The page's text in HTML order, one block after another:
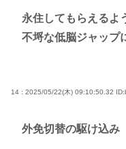
永住してもらえるよ
不埒な低脳ジャップ
14 : 2025/05/22(木) 09:10:50.32
外免切替の駆け込み